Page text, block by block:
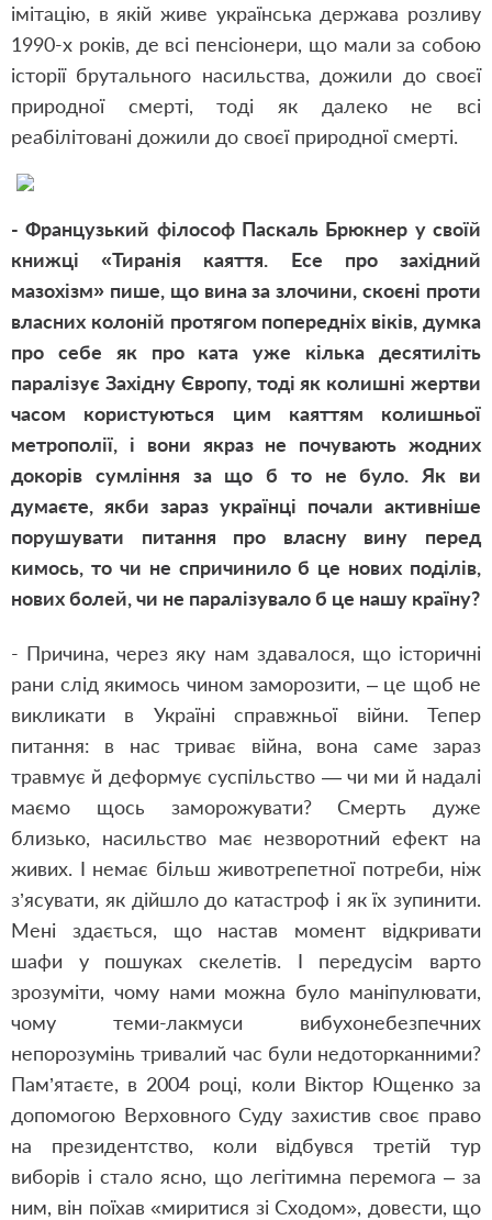
імітацію, в якій живе українська держава розливу
1990-х років, де всі пенсіонери, що мали за собою
історії брутального насильства, дожили до своєї
природної смерті, тоді як далеко не всі
реабілітовані дожили до своєї природної смерті.
- Французький філософ Паскаль Брюкнер у своїй
книжці «Тиранія каяття. Есе про західний
мазохізм» пише, що вина за злочини, скоєні проти
власних колоній протягом попередніх віків, думка
про себе як про ката уже кілька десятиліть
паралізує Західну Європу, тоді як колишні жертви
часом користуються цим каяттям колишньої
метрополії, і вони якраз не почувають жодних
докорів сумління за що б то не було. Як ви
думаєте, якби зараз українці почали активніше
порушувати питання про власну вину перед
кимось, то чи не спричинило б це нових поділів,
нових болей, чи не паралізувало б це нашу країну?
- Причина, через яку нам здавалося, що історичні
рани слід якимось чином заморозити, – це щоб не
викликати в Україні справжньої війни. Тепер
питання: в нас триває війна, вона саме зараз
травмує й деформує суспільство — чи ми й надалі
маємо щось заморожувати? Смерть дуже
близько, насильство має незворотний ефект на
живих. І немає більш животрепетної потреби, ніж
з’ясувати, як дійшло до катастроф і як їх зупинити.
Мені здається, що настав момент відкривати
шафи у пошуках скелетів. І передусім варто
зрозуміти, чому нами можна було маніпулювати,
чому теми-лакмуси вибухонебезпечних
непорозумінь тривалий час були недоторканними?
Пам’ятаєте, в 2004 році, коли Віктор Ющенко за
допомогою Верховного Суду захистив своє право
на президентство, коли відбувся третій тур
виборів і стало ясно, що легітимна перемога – за
ним, він поїхав «миритися зі Сходом», довести, що